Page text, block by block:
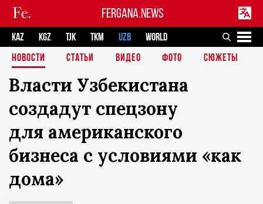
FERGANA.NEWS
KAZ KGZ TJK TKM UZB
WORLD
НОВОСТИ
СТАТЬИ ВИДЕО ФОТО СЮЖЕТЫ
Власти Узбекистана
создадут спецзону
для американского
бизнеса с условиями «как
дома»